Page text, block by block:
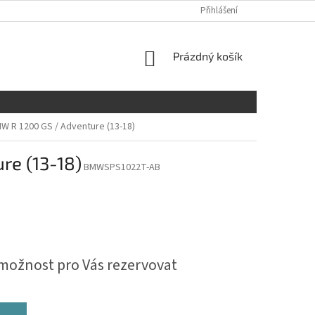
Přihlášení
NÁKUPNÍ
Prázdný košík
R 1200 GS / Adventure (13-18)
(13-18) BMWSPS1022T-AB
pro Vás rezervovat